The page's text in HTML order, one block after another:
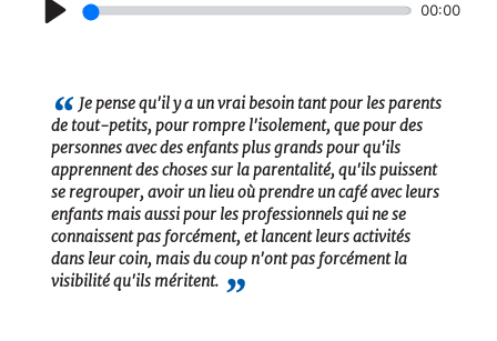
a
y
00:00
Je pense qu'il y a un vrai besoin tant pour les parents
de tout-petits, pour rompre l'isolement, que pour des
personnes avec des enfants plus grands pour qu'ils
apprennent des choses sur la parentalité, qu'ils puissent
se regrouper, avoir un lieu où prendre un café avec leurs
enfants mais aussi pour les professionnels qui ne se
connaissent pas forcément, et lancent leurs activités
dans leur coin, mais du coup n'ont pas forcément la
visibilité qu'ils méritent.